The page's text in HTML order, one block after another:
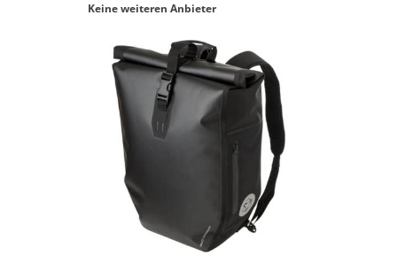
Keine weiteren Anbieter